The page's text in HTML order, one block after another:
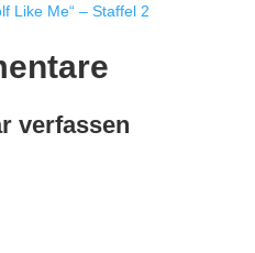
Like Me“ – Staffel 2
verfassen